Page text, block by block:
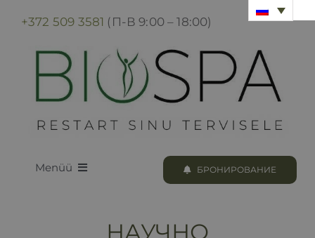
content
+372 509 3581 (П-В 9:00 – 18:00)
Menüü БРОНИРОВАНИЕ
НАУЧНО